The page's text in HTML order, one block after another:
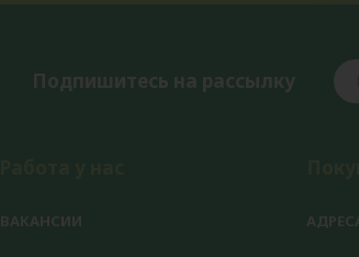
Подпишитесь на рассылку
ВАКАНСИИ